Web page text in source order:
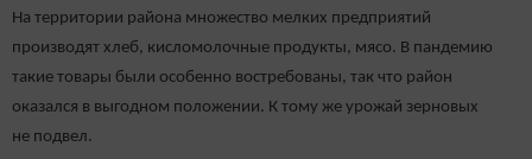
На территории района множество мелких предприятий
производят хлеб, кисломолочные продукты, мясо. В пандемию
такие товары были особенно востребованы, так что район
оказался в выгодном положении. К тому же урожай зерновых
не подвел.